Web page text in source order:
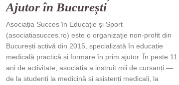
Ajutor în București
Asociația Succes în Educație și Sport
(asociatiasucces.ro) este o organizație non-profit din
București activă din 2015, specializată în educație
medicală practică și formare în prim ajutor. În peste 11
ani de activitate, asociația a instruit mii de cursanți —
de la studenți la medicină și asistenți medicali, la